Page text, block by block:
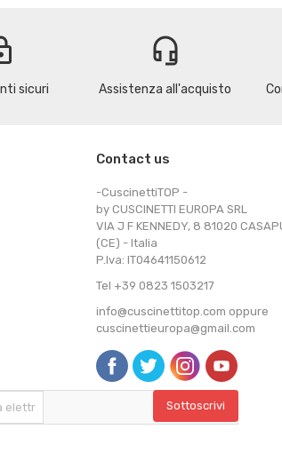
sicuri
headset_mic
Assistenza all'acquisto
Contact us
-CuscinettiTOP -
by CUSCINETTI EUROPA SRL
VIA J F KENNEDY, 8 81020
(CE) - Italia
P.Iva: IT04641150612
Tel +39 0823 1503217
info@cuscinettitop.com oppure
cuscinettieuropa@gmail.com